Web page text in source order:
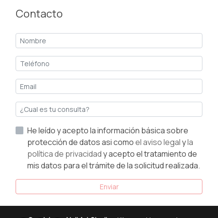
Contacto
He leído y acepto la información básica sobre
protección de datos asi comoel aviso legalyla
política de privacidady acepto el tratamiento de
mis datos para el trámite de la solicitud realizada.
Enviar